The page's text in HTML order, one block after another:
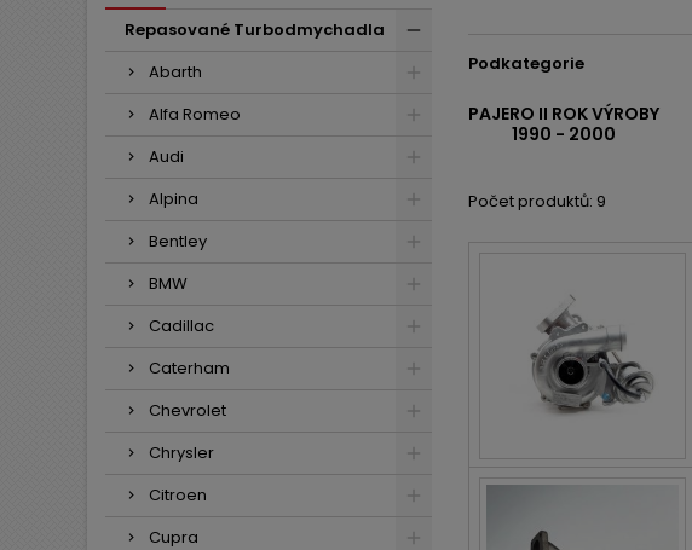
Repasované Turbodmychadla
Abarth
Alfa Romeo
Audi
Alpina
Bentley
BMW
Cadillac
Caterham
Chevrolet
Chrysler
Citroen
Cupra
Podkategorie
PAJERO II ROK VÝROBY
1990 - 2000
Počet produktů: 9